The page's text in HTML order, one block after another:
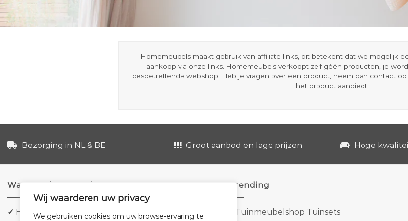
Wij waarderen uw privacy
We gebruiken cookies om uw browse-ervaring te
Homemeubels maakt gebruik van affiliate links, dit betekent dat we mogelijk
aankoop via onze links. Homemeubels verkoopt zelf géén producten, je
desbetreffende webshop. Heb je vragen over een product, neem dan contact
het product aanbiedt.
Bezorging in NL & BE Groot aanbod en lage prijzen Hoge
Waarom shoppen via ons?
✓ Hoge kwaliteit meubels
Trending
Tuinmeubelshop Tuinsets